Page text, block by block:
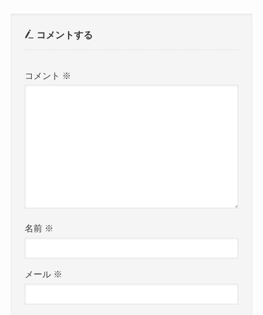
コメントする
コメント ※
名前 ※
メール ※